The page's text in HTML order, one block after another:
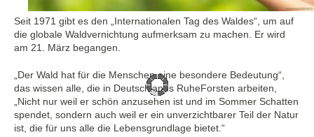
Seit 1971 gibt es den „Internationalen Tag des Waldes“, um auf
die globale Waldvernichtung aufmerksam zu machen. Er wird
am 21. März begangen.
„Der Wald hat für die Menschen eine besondere Bedeutung“,
das wissen alle, die in Deutschlands RuheForsten arbeiten,
„Nicht nur weil er schön anzusehen ist und im Sommer Schatten
spendet, sondern auch weil er ein unverzichtbarer Teil der Natur
ist, die für uns alle die Lebensgrundlage bietet.“